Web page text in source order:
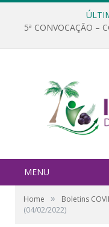
5ª CONVOCAÇÃO –
MENU
Home » Boletins
(04/02/2022)